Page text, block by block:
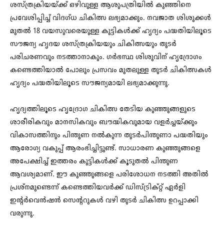
ശസ്ത്രക്രിയയ്ക്ക് ഒഴിവുള്ള ആശുപത്രിയില്‍ കുഞ്ഞിനെ
പ്രവേശിപ്പിച്ച് വിദഗ്ധ ചികിത്സ ലഭ്യമാക്കും. നവജാത ശിശുക്കള്‍
മുതല്‍ 18 വയസുവരെയുള്ള കുട്ടികള്‍ക്ക് ഹൃദ്യം പദ്ധതിയിലൂടെ
സൗജന്യ ഹൃദയ ശസ്ത്രക്രിയയും ചികിത്സയും തുടര്‍
പരിചരണവും നടത്താനാകും. ഗര്‍ഭസ്ഥ ശിശുവിന് ഹൃദ്രോഗം
കണ്ടെത്തിയാല്‍ പോലും പ്രസവം മുതലുള്ള തുടര്‍ ചികിത്സകള്‍
ഹൃദ്യം പദ്ധതിയിലൂടെ സൗജന്യമായി ലഭ്യമാക്കുന്നു.
ഹൃദ്യത്തിലൂടെ ഹൃദ്രോഗ ചികിത്സ തേടിയ കുഞ്ഞുങ്ങളുടെ
ശാരീരികവും മാനസികവും ബൗദ്ധികവുമായ വളര്‍ച്ചയ്ക്കും
വികാസത്തിനും പിന്തുണ നല്‍കുന്ന തുടര്‍പിന്തുണാ പദ്ധതിയും
ആരോഗ്യ വകുപ്പ് ആരംഭിച്ചിട്ടുണ്ട്. സാധാരണ കുഞ്ഞുങ്ങളെ
അപേക്ഷിച്ച് ഇത്തരം കുട്ടികള്‍ക്ക് കൂടുതല്‍ പിന്തുണ
ആവശ്യമാണ്. ഈ കുഞ്ഞുങ്ങളെ പരിശോധന നടത്തി അതില്‍
പ്രശ്‌നമുണ്ടെന്ന് കണ്ടെത്തിയവര്‍ക്ക് ഡിസ്ട്രിക്റ്റ് ഏര്‍ളി
ഇന്റര്‍വെന്‍ഷന്‍ സെന്ററുകള്‍ വഴി തുടര്‍ ചികിത്സ ഉറപ്പാക്കി
വരുന്നു.